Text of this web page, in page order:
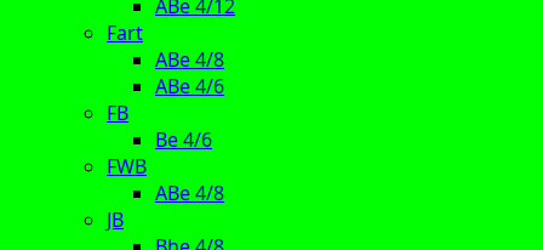
ABe 4/12
Fart
ABe 4/8
ABe 4/6
FB
Be 4/6
FWB
ABe 4/8
JB